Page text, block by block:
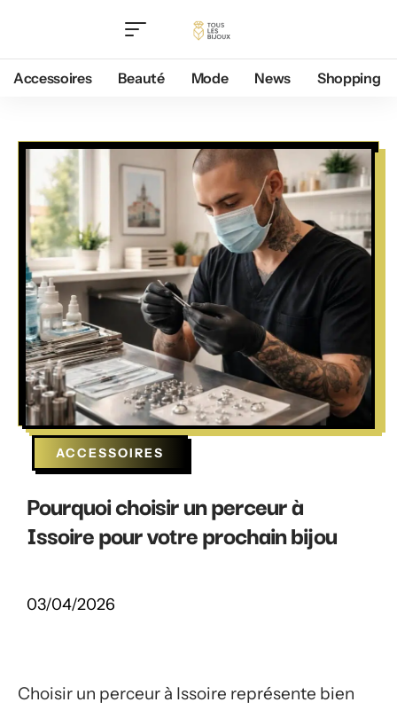
Accessoires Beauté Mode News Shopping
ACCESSOIRES
Pourquoi choisir un perceur à
Issoire pour votre prochain bijou
03/04/2026
Choisir un perceur à Issoire représente bien